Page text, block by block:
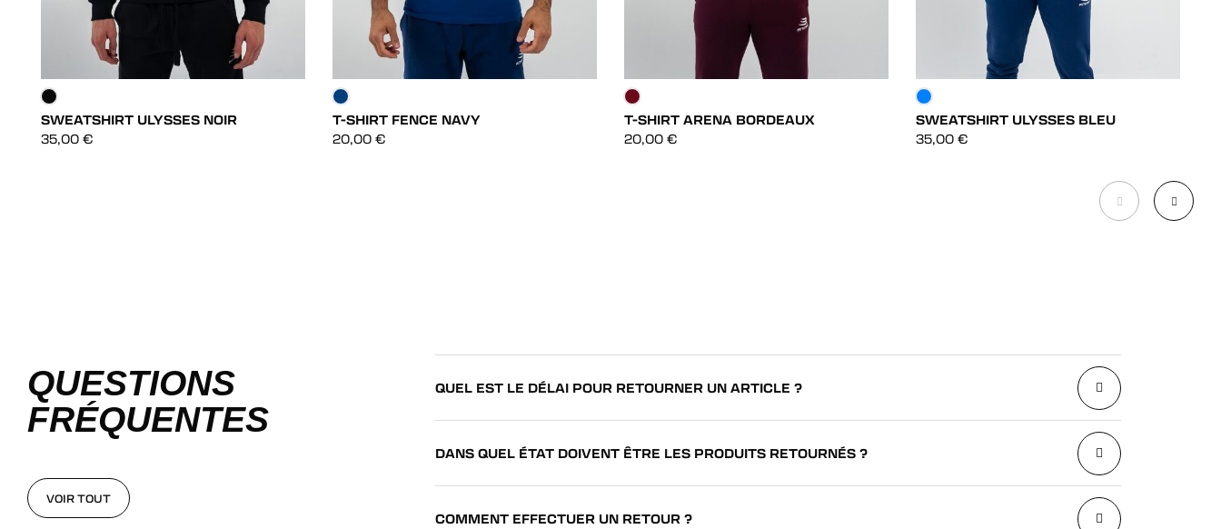
SWEATSHIRT ULYSSES NOIR
35,00 €
T-SHIRT FENCE NAVY
20,00 €
T-SHIRT ARENA BORDEAUX
20,00 €
SWEATSHIRT ULYSSES BLEU
35,00 €
QUESTIONS
FRÉQUENTES
VOIR TOUT
QUEL EST LE DÉLAI POUR RETOURNER UN ARTICLE ?
DANS QUEL ÉTAT DOIVENT ÊTRE LES PRODUITS RETOURNÉS ?
COMMENT EFFECTUER UN RETOUR ?